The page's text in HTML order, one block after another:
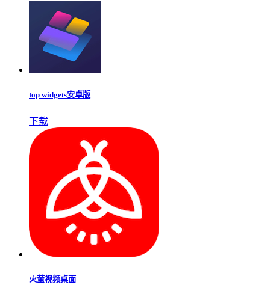
top widgets安卓版
下载
火萤视频桌面